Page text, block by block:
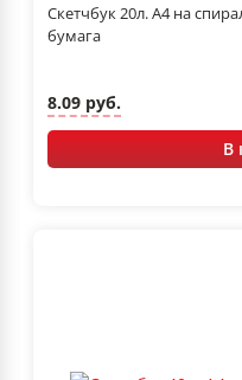
Скетчбук 20л. А4 на
бумага
8.09 руб.
В